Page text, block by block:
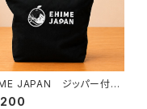
JAPAN ジッパー付き
バッグ（M）